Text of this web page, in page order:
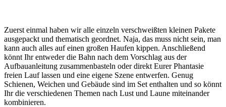
Zuerst einmal haben wir alle einzeln verschweißten kleinen Pakete
ausgepackt und thematisch geordnet. Naja, das muss nicht sein, man
kann auch alles auf einen großen Haufen kippen. Anschließend
könnt Ihr entweder die Bahn nach dem Vorschlag aus der
Aufbauanleitung zusammenbasteln oder direkt Eurer Phantasie
freien Lauf lassen und eine eigene Szene entwerfen. Genug
Schienen, Weichen und Gebäude sind im Set enthalten und so könnt
Ihr die verschiedenen Themen nach Lust und Laune miteinander
kombinieren.